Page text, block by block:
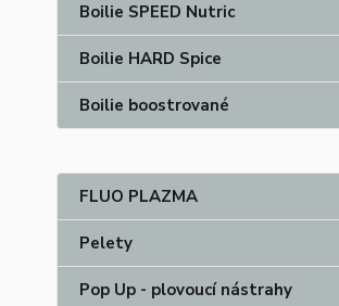
Boilie SPEED Nutric
Boilie HARD Spice
Boilie boostrované
FLUO PLAZMA
Pelety
Pop Up - plovoucí nástrahy